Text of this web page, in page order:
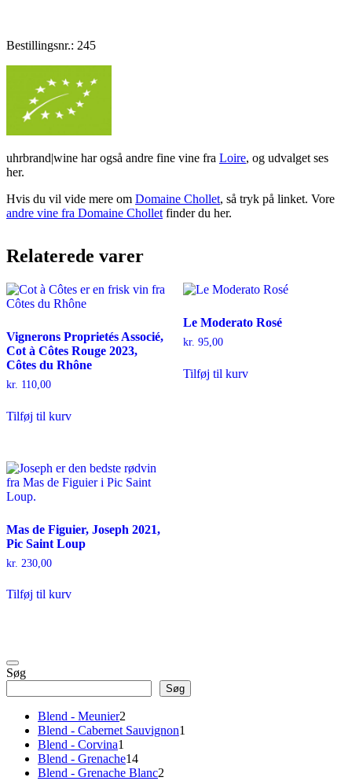
Bestillingsnr.: 245
uhrbrand|wine har også andre fine vine fra Loire, og udvalget ses
her.
Hvis du vil vide mere om Domaine Chollet, så tryk på linket. Vore
andre vine fra Domaine Chollet finder du her.
Relaterede varer
Vignerons Proprietés Associé,
Cot à Côtes Rouge 2023,
Côtes du Rhône
kr. 110,00
Tilføj til kurv
Le Moderato Rosé
kr. 95,00
Tilføj til kurv
Mas de Figuier, Joseph 2021,
Pic Saint Loup
kr. 230,00
Tilføj til kurv
Søg
Søg
Blend - Meunier2
varer
Blend - Cabernet Sauvignon1
Blend - Corvina1
vare
Blend - Grenache1414
varer
Blend - Grenache Blanc2